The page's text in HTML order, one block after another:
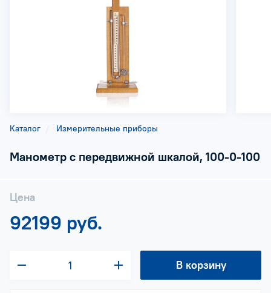
Каталог Измерительные приборы
Манометр с передвижной шкалой, 100-0-100
Цена
92199 руб.
В корзину